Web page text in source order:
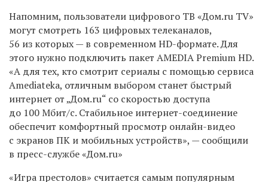
Напомним, пользователи цифрового ТВ «Дом.ru TV»
могут смотреть 163 цифровых телеканалов,
56 из которых — в современном HD-формате. Для
этого нужно подключить пакет AMEDIA Premium HD.
«А для тех, кто смотрит сериалы с помощью сервиса
Amediateka, отличным выбором станет быстрый
интернет от „Дом.ru“ со скоростью доступа
до 100 Мбит/c. Стабильное интернет-соединение
обеспечит комфортный просмотр онлайн-видео
с экранов ПК и мобильных устройств», — сообщили
в пресс-службе «Дом.ru»
«Игра престолов» считается самым популярным